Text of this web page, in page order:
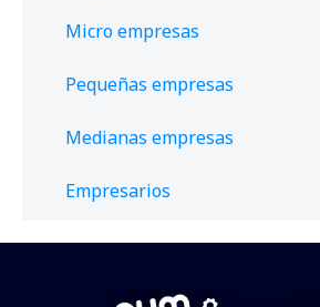
Micro empresas
Pequeñas empresas
Medianas empresas
Empresarios